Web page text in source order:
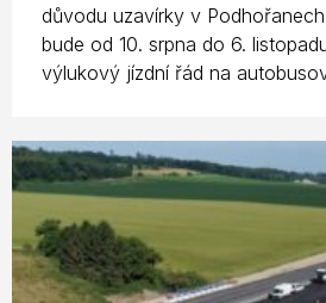
důvodu uzavírky v
bude od 10. srpna do 6.
výlukový jízdní řád na